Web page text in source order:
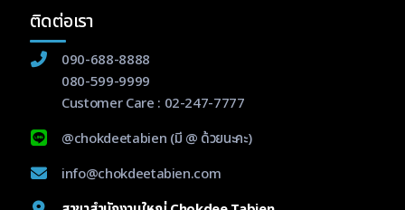
ติดต่อเรา
090-688-8888
080-599-9999
Customer Care : 02-247-7777
@chokdeetabien (มี @ ด้วยนะคะ)
info@chokdeetabien.com